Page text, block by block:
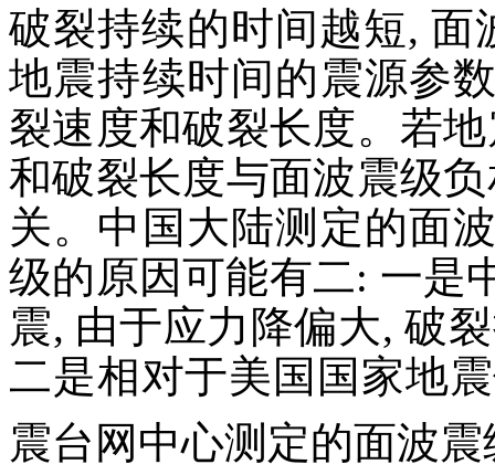
破裂持续的时间越短,
地震持续时间的震源参
裂速度和破裂长度。若
和破裂长度与面波震级
关。中国大陆测定的面
级的原因可能有二: 一是
震, 由于应力降偏大, 破
二是相对于美国国家地
震台网中心测定的面波